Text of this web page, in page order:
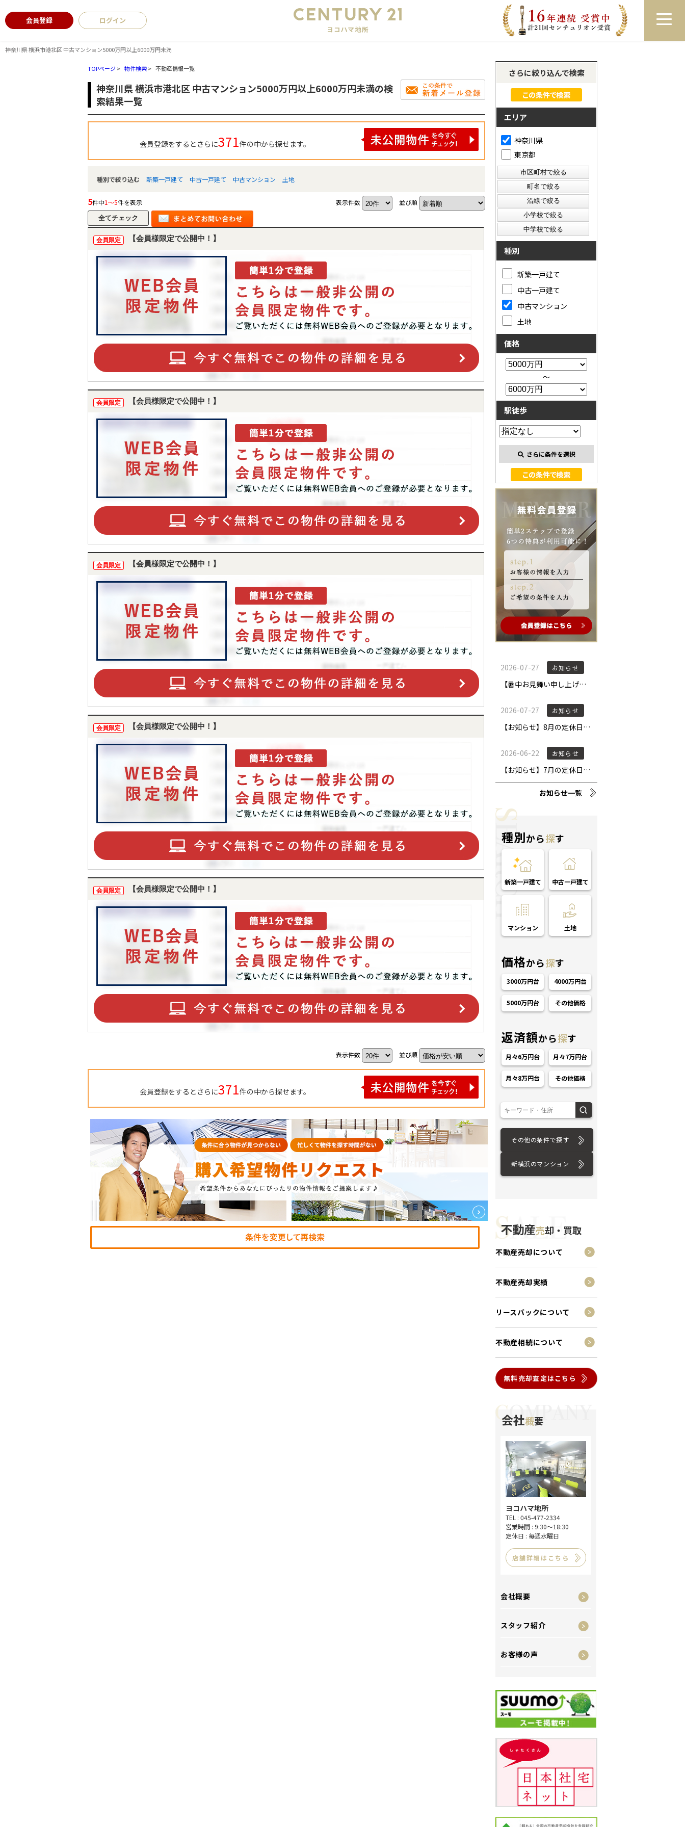
神奈川県 横浜市港北区 中古マンション5000万円以上6000万円未満
会員登録 ログイン ログイン 来店予約 LINEで相談
TOP
トップページ
SEARCH
新横浜のマンション
売りたい
RENT
借りたい
LEASE BACK
リースバック
INHERITANCE
不動産相続
COMPANY
会社概要
STAFF
スタッフ紹介
RECRUIT
採用情報
お問い合わせ
TOPページ> 物件検索> 不動産情報一覧
神奈川県 横浜市港北区 中古マンション5000万円以上6000万円未満の検
索結果一覧
会員登録をするとさらに371件の中から探せます。
種別で絞り込む 新築一戸建て 中古一戸建て 中古マンション 土地
5件中1～5件を表示 表示件数 並び順
会員限定 【会員様限定で公開中！】
会員限定 【会員様限定で公開中！】
会員限定 【会員様限定で公開中！】
会員限定 【会員様限定で公開中！】
会員限定 【会員様限定で公開中！】
表示件数 並び順
会員登録をするとさらに371件の中から探せます。
さらに絞り込んで検索
エリア
神奈川県
東京都
種別
新築一戸建て
中古一戸建て
中古マンション
土地
価格
～
駅徒歩
さらに条件を選択
お知らせ一覧
種別から探す
新築一戸建て 中古一戸建て
マンション 土地
価格から探す
3000万円台 4000万円台
5000万円台 その他価格
返済額から探す
月々6万円台 月々7万円台
月々8万円台 その他価格
その他の条件で探す
新横浜のマンション
不動産売却・買取
不動産売却について
不動産売却実績
リースバックについて
不動産相続について
無料売却査定はこちら
会社概要
ヨコハマ地所
TEL : 045-477-2334
営業時間 : 9:30～18:30
定休日 : 毎週水曜日
店舗詳細はこちら
会社概要
スタッフ紹介
お客様の声